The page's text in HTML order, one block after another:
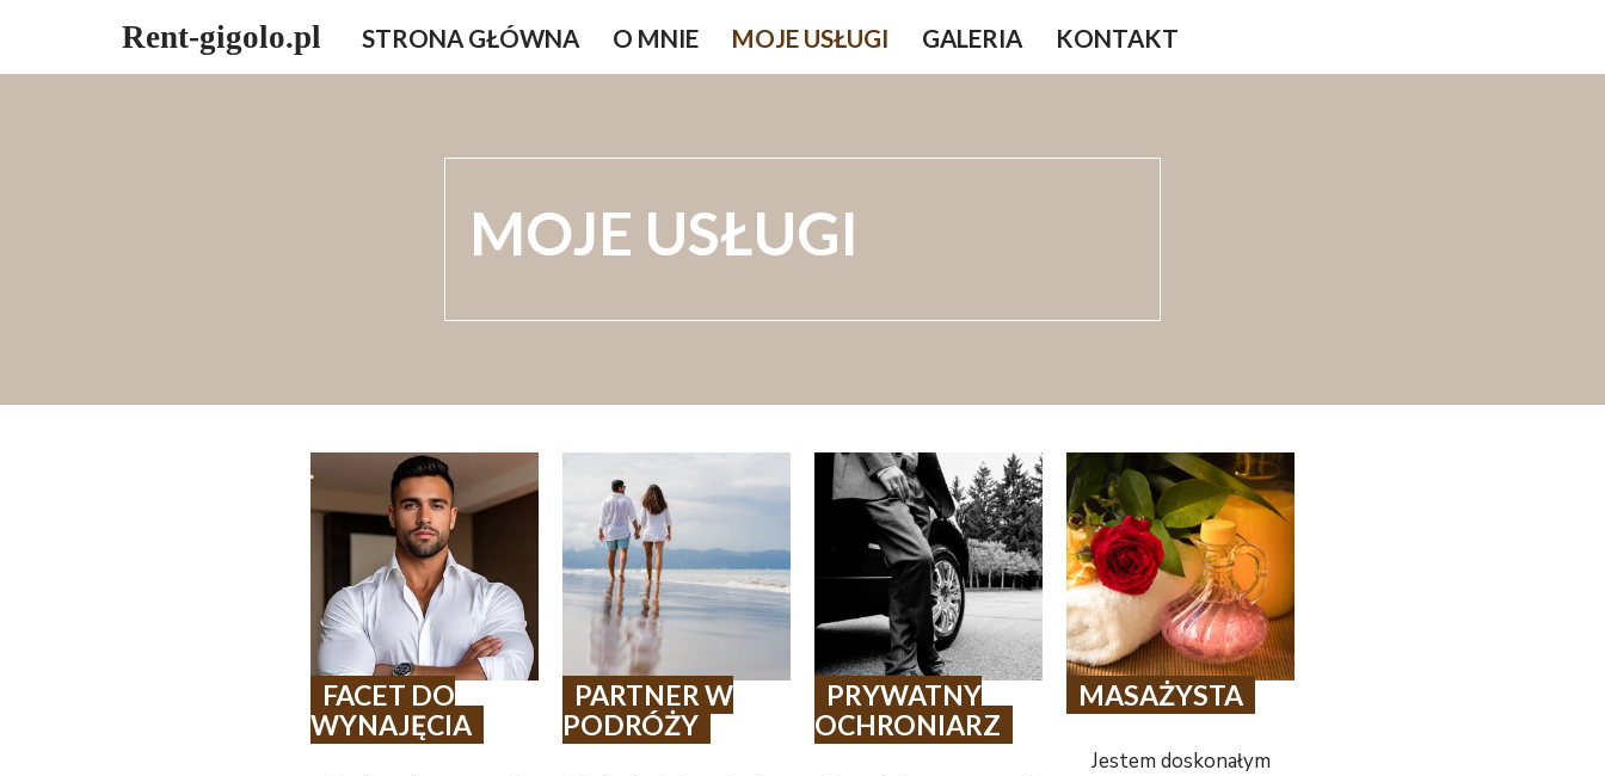
Rent-gigolo.pl STRONA GŁÓWNA O MNIE MOJE USŁUGI GALERIA KONTAKT
MOJE USŁUGI
FACET DO
WYNAJĘCIA
PARTNER W
PODRÓŻY
PRYWATNY
OCHRONIARZ
MASAŻYSTA
Jestem doskonałym